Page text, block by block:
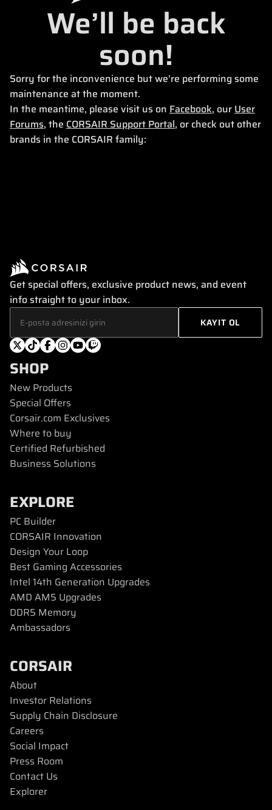
We’ll be back
soon!
Sorry for the inconvenience but we’re performing some
maintenance at the moment.
In the meantime, please visit us on Facebook, ourUser
Forums, the CORSAIR Support Portal, or check out other
brands in the CORSAIR family:
Get special offers, exclusive product news, and event
info straight to your inbox.
SHOP
New Products
Special Offers
Corsair.com Exclusives
Where to buy
Certified Refurbished
Business Solutions
EXPLORE
PC Builder
CORSAIR Innovation
Design Your Loop
Best Gaming Accessories
Intel 14th Generation Upgrades
AMD AM5 Upgrades
DDR5 Memory
Ambassadors
CORSAIR
About
Investor Relations
Supply Chain Disclosure
Careers
Social Impact
Press Room
Contact Us
Explorer